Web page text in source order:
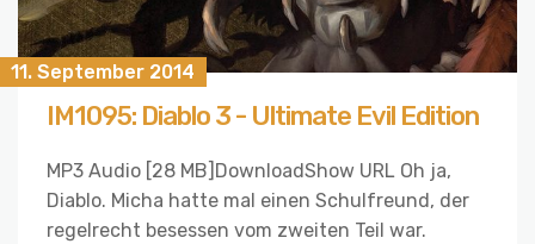
11. September 2014
IM1095: Diablo 3 - Ultimate Evil Edition
MP3 Audio [28 MB]DownloadShow URL Oh ja,
Diablo. Micha hatte mal einen Schulfreund, der
regelrecht besessen vom zweiten Teil war.